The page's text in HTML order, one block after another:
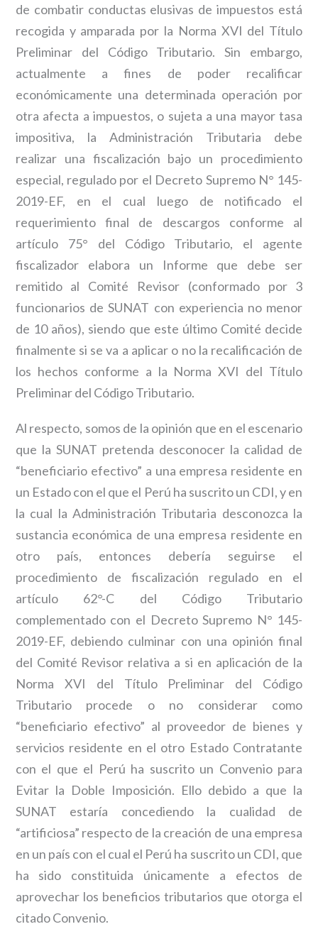
de combatir conductas elusivas de impuestos está
recogida y amparada por la Norma XVI del Título
Preliminar del Código Tributario. Sin embargo,
actualmente a fines de poder recalificar
económicamente una determinada operación por
otra afecta a impuestos, o sujeta a una mayor tasa
impositiva, la Administración Tributaria debe
realizar una fiscalización bajo un procedimiento
especial, regulado por el Decreto Supremo N° 145-
2019-EF, en el cual luego de notificado el
requerimiento final de descargos conforme al
artículo 75° del Código Tributario, el agente
fiscalizador elabora un Informe que debe ser
remitido al Comité Revisor (conformado por 3
funcionarios de SUNAT con experiencia no menor
de 10 años), siendo que este último Comité decide
finalmente si se va a aplicar o no la recalificación de
los hechos conforme a la Norma XVI del Título
Preliminar del Código Tributario.
Al respecto, somos de la opinión que en el escenario
que la SUNAT pretenda desconocer la calidad de
“beneficiario efectivo” a una empresa residente en
un Estado con el que el Perú ha suscrito un CDI, y en
la cual la Administración Tributaria desconozca la
sustancia económica de una empresa residente en
otro país, entonces debería seguirse el
procedimiento de fiscalización regulado en el
artículo 62°-C del Código Tributario
complementado con el Decreto Supremo N° 145-
2019-EF, debiendo culminar con una opinión final
del Comité Revisor relativa a si en aplicación de la
Norma XVI del Título Preliminar del Código
Tributario procede o no considerar como
“beneficiario efectivo” al proveedor de bienes y
servicios residente en el otro Estado Contratante
con el que el Perú ha suscrito un Convenio para
Evitar la Doble Imposición. Ello debido a que la
SUNAT estaría concediendo la cualidad de
“artificiosa” respecto de la creación de una empresa
en un país con el cual el Perú ha suscrito un CDI, que
ha sido constituida únicamente a efectos de
aprovechar los beneficios tributarios que otorga el
citado Convenio.